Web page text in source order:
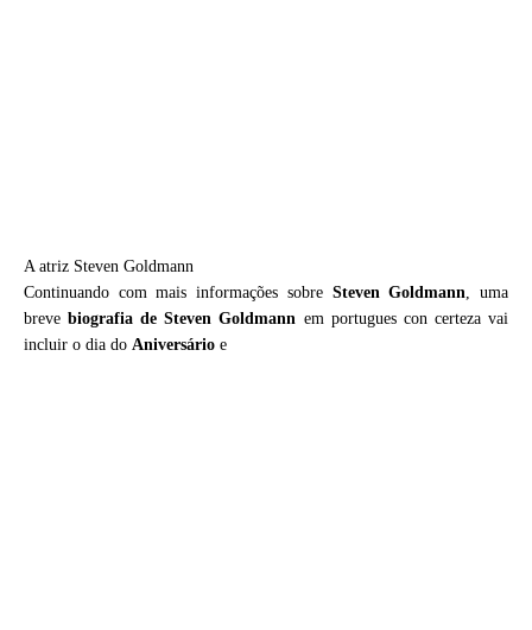
A atriz Steven Goldmann
Continuando com mais informações sobre Steven Goldmann, uma
brevebiografia deSteven Goldmann em portugues con certeza vai
incluir o dia do Aniversário e